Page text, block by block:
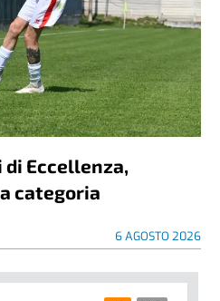
di Eccellenza,
categoria
6 AGOSTO 2026